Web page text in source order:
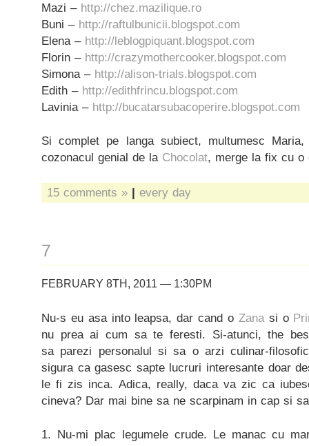
Mazi – http://chez.mazilique.ro
Buni – http://raftulbunicii.blogspot.com
Elena – http://leblogpiquant.blogspot.com
Florin – http://crazymothercooker.blogspot.com
Simona – http://alison-trials.blogspot.com
Edith – http://edithfrincu.blogspot.com
Lavinia – http://bucatarsubacoperire.blogspot.com
Si complet pe langa subiect, multumesc
cozonacul genial de la Chocolat, merge la fix cu o
15 comments » | every day
7
FEBRUARY 8TH, 2011 — 1:30PM
Nu-s eu asa into leapsa, dar cand o Zanasi o
nu prea ai cum sa te feresti. Si-atunci, the
sa parezi personalul si sa o arzi culinar-
sigura ca gasesc sapte lucruri interesante doar
le fi zis inca. Adica, really, daca va zic ca
cineva? Dar mai bine sa ne scarpinam in cap si
1. Nu-mi plac legumele crude. Le manac cu